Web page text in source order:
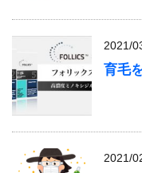
2021/
育毛
2021/